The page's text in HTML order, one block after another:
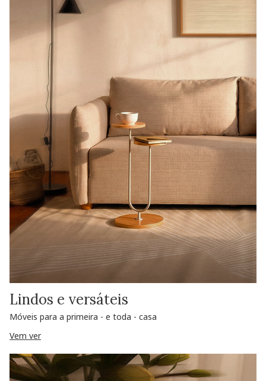
Lindos e versáteis
Móveis para a primeira - e toda - casa
Vem ver